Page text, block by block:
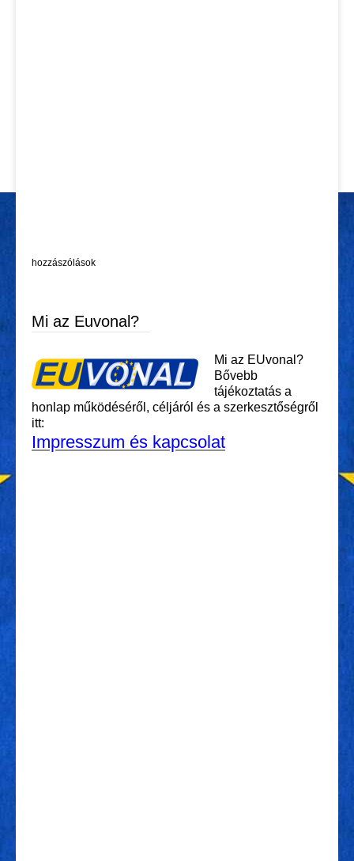
hozzászólások
Mi az Euvonal?
Mi az EUvonal?
Bővebb
tájékoztatás a
honlap működéséről, céljáról és a szerkesztőségről
itt:
Impresszum és kapcsolat